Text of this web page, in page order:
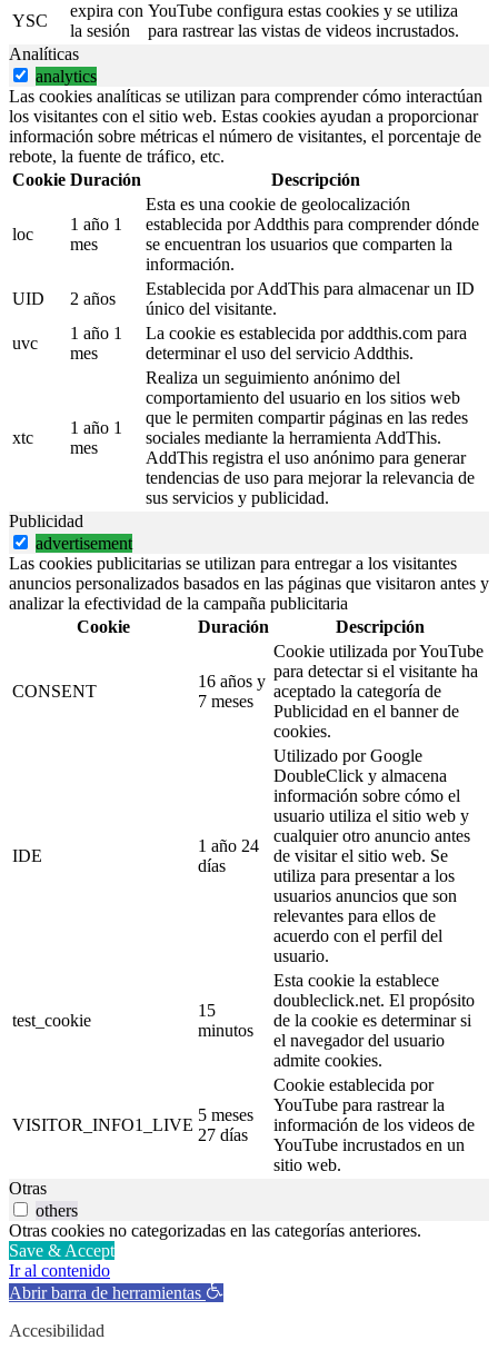
YSC
expira con
la sesión
YouTube configura estas cookies y se utiliza
para rastrear las vistas de videos incrustados.
Analíticas
analytics
Las cookies analíticas se utilizan para comprender cómo interactúan
los visitantes con el sitio web. Estas cookies ayudan a proporcionar
información sobre métricas el número de visitantes, el porcentaje de
rebote, la fuente de tráfico, etc.
Cookie Duración Descripción
loc
1 año 1
mes
Esta es una cookie de geolocalización
establecida por Addthis para comprender dónde
se encuentran los usuarios que comparten la
información.
UID
2 años
Establecida por AddThis para almacenar un ID
único del visitante.
uvc
1 año 1
mes
La cookie es establecida por addthis.com para
determinar el uso del servicio Addthis.
xtc
1 año 1
mes
Realiza un seguimiento anónimo del
comportamiento del usuario en los sitios web
que le permiten compartir páginas en las redes
sociales mediante la herramienta AddThis.
AddThis registra el uso anónimo para generar
tendencias de uso para mejorar la relevancia de
sus servicios y publicidad.
Publicidad
advertisement
Las cookies publicitarias se utilizan para entregar a los visitantes
anuncios personalizados basados en las páginas que visitaron antes y
analizar la efectividad de la campaña publicitaria
Cookie
Duración Descripción
CONSENT
16 años y
7 meses
Cookie utilizada por YouTube
para detectar si el visitante ha
aceptado la categoría de
Publicidad en el banner de
cookies.
IDE
1 año 24
días
Utilizado por Google
DoubleClick y almacena
información sobre cómo el
usuario utiliza el sitio web y
cualquier otro anuncio antes
de visitar el sitio web. Se
utiliza para presentar a los
usuarios anuncios que son
relevantes para ellos de
acuerdo con el perfil del
usuario.
test_cookie
15
minutos
Esta cookie la establece
doubleclick.net. El propósito
de la cookie es determinar si
el navegador del usuario
admite cookies.
VISITOR_INFO1_LIVE
5 meses
27 días
Cookie establecida por
YouTube para rastrear la
información de los videos de
YouTube incrustados en un
sitio web.
Otras
others
Otras cookies no categorizadas en las categorías anteriores.
Save & Accept
Ir al contenido
Abrir barra de herramientas
Accesibilidad